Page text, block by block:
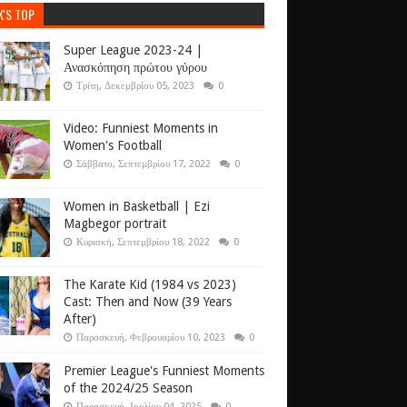
TOP
Super League 2023-24 |
Ανασκόπηση πρώτου γύρου
Τρίτη, Δεκεμβρίου 05, 2023 0
Video: Funniest Moments in
Women's Football
Σάββατο, Σεπτεμβρίου 17, 2022 0
Women in Basketball | Ezi
Magbegor portrait
Κυριακή, Σεπτεμβρίου 18, 2022 0
The Karate Kid (1984 vs 2023)
Cast: Then and Now (39 Years
After)
Παρασκευή, Φεβρουαρίου 10, 2023 0
Premier League's Funniest Moments
of the 2024/25 Season